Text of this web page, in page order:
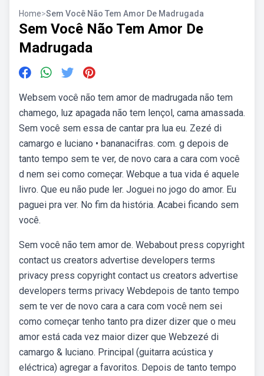
Home>Sem Você Não Tem Amor De Madrugada
Sem Você Não Tem Amor De
Madrugada
Websem você não tem amor de madrugada não tem
chamego, luz apagada não tem lençol, cama amassada.
Sem você sem essa de cantar pra lua eu. Zezé di
camargo e luciano • bananacifras. com. g depois de
tanto tempo sem te ver, de novo cara a cara com você
d nem sei como começar. Webque a tua vida é aquele
livro. Que eu não pude ler. Joguei no jogo do amor. Eu
paguei pra ver. No fim da história. Acabei ficando sem
você.
Sem você não tem amor de. Webabout press copyright
contact us creators advertise developers terms
privacy press copyright contact us creators advertise
developers terms privacy Webdepois de tanto tempo
sem te ver de novo cara a cara com você nem sei
como começar tenho tanto pra dizer dizer que o meu
amor está cada vez maior dizer que Webzezé di
camargo & luciano. Principal (guitarra acústica y
eléctrica) agregar a favoritos. Depois de tanto tempo